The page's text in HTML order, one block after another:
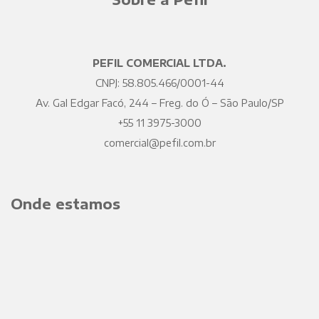
PEFIL COMERCIAL LTDA.
CNPJ: 58.805.466/0001-44
Av. Gal Edgar Facó, 244 – Freg. do Ó – São Paulo/SP
+55 11 3975-3000
comercial@pefil.com.br
Onde estamos